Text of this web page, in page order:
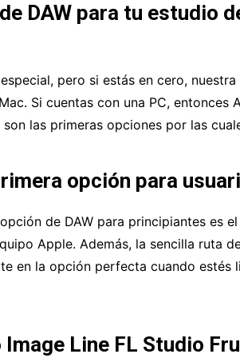
DAW para tu estudio
pero si estás en cero,
Si cuentas con una PC, entonces
las primeras opciones por las
opción para
de DAW para principiantes es
Apple. Además, la sencilla ruta
en la opción perfecta cuando estés
Line FL Studio